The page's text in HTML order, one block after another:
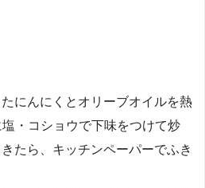
にんにくとオリーブオイルを熱
・コショウで下味をつけて炒
たら、キッチンペーパーでふき